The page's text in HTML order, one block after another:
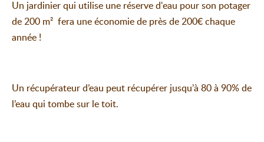
Un jardinier qui utilise une réserve d'eau pour son potager
de 200 m² fera une économie de près de 200€ chaque
année !
Un récupérateur d’eau peut récupérer jusqu’à 80 à 90% de
l’eau qui tombe sur le toit.